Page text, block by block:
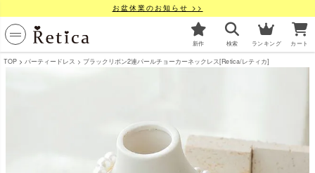
お盆休業のお知らせ >>
新作 検索 ランキング カート
TOP パーティードレス ブラックリボン2連パールチョーカーネックレス[Retica/レティカ]